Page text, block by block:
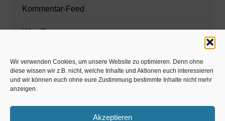
Wir verwenden Cookies, um unsere Website zu optimieren. Denn ohne
diese wissen wir z.B. nicht, welche Inhalte und Aktionen euch interessieren
und wir können euch ohne eure Zustimmung bestimmte Inhalte nicht mehr
anzeigen.
Akzeptieren
Kommentar-Feed
WordPress.org
Zahnarzt München
www.estaregistrierung.org – ESTA